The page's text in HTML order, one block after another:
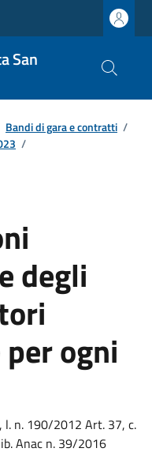
San
Bandi di gara e contratti /
/
degli
ogni
l. n. 190/2012 Art. 37, c.
Anac n. 39/2016